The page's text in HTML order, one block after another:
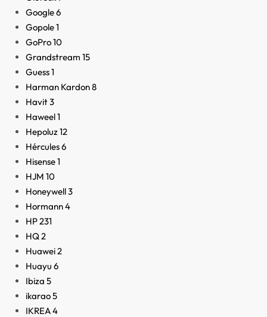
Google6
Gopole1
GoPro10
Grandstream 15
Guess1
Harman Kardon8
Havit3
Haweel1
Hepoluz12
Hércules6
Hisense1
HJM 10
Honeywell3
Hormann4
HP231
HQ2
Huawei2
Huayu 6
Ibiza 5
ikarao5
IKREA4